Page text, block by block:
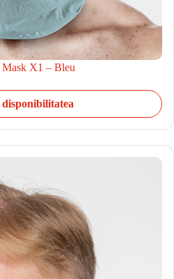
Mask X1 – Bleu